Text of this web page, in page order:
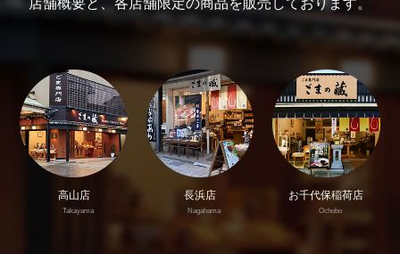
店舗概要と、各店舗限定の商品を販売しております。
高山店
Takayama
長浜店
Nagahama
お千代保稲荷店
Ochobo